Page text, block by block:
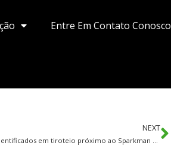
Entre Em Contato Conosco
NEXT
Suspeito e policiais identificados em tiroteio próximo ao Sparkman Wharf de Tampa